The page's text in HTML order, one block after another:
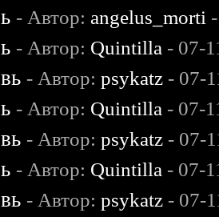
- Автор: angelus_morti
- Автор: Quintilla - 07-
- Автор:psykatz - 07-
- Автор: Quintilla - 07-
- Автор:psykatz - 07-
- Автор: Quintilla - 07-
- Автор:psykatz - 07-